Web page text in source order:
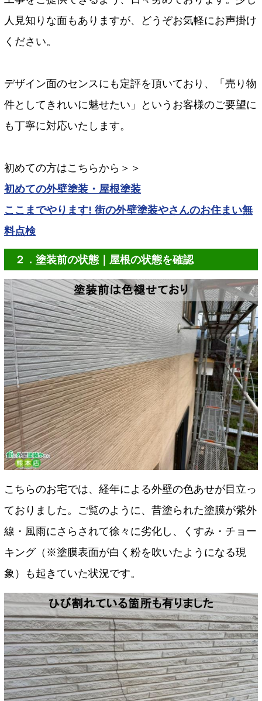
人見知りな面もありますが、どうぞお気軽にお声掛け
ください。
デザイン面のセンスにも定評を頂いており、「売り物
件としてきれいに魅せたい」というお客様のご要望に
も丁寧に対応いたします。
初めての方はこちらから＞＞
初めての外壁塗装・屋根塗装
ここまでやります! 街の外壁塗装やさんのお住まい無
料点検
２．塗装前の状態｜屋根の状態を確認
こちらのお宅では、経年による外壁の色あせが目立っ
ておりました。ご覧のように、昔塗られた塗膜が紫外
線・風雨にさらされて徐々に劣化し、くすみ・チョー
キング（※塗膜表面が白く粉を吹いたようになる現
象）も起きていた状況です。